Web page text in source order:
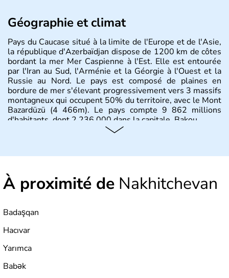
Géographie et climat
Pays du Caucase situé à la limite de l'Europe et de l'Asie,
la république d'Azerbaïdjan dispose de 1200 km de côtes
bordant la mer Mer Caspienne à l'Est. Elle est entourée
par l'Iran au Sud, l'Arménie et la Géorgie à l'Ouest et la
Russie au Nord. Le pays est composé de plaines en
bordure de mer s'élevant progressivement vers 3 massifs
montagneux qui occupent 50% du territoire, avec le Mont
Bazardüzü (4 466m). Le pays compte 9 862 millions
d'habitants, dont 2 236 000 dans la capitale, Bakou.
À proximité de Nakhitchevan
Badaşqan
Hacıvar
Yarımca
Babək